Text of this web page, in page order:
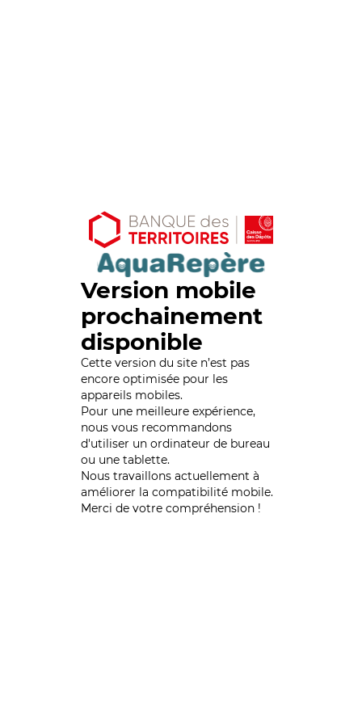
Version mobile
prochainement
disponible
Cette version du site n’est pas
encore optimisée pour les
appareils mobiles.
Pour une meilleure expérience,
nous vous recommandons
d'utiliser un ordinateur de bureau
ou une tablette.
Nous travaillons actuellement à
améliorer la compatibilité mobile.
Merci de votre compréhension !